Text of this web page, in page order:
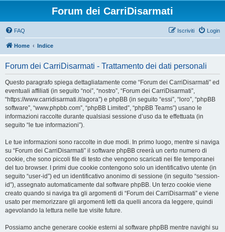
Forum dei CarriDisarmati
FAQ Login
Iscriviti
Home Indice
Forum dei CarriDisarmati - Trattamento dei dati personali
Questo paragrafo spiega dettagliatamente come “Forum dei CarriDisarmati” ed
eventuali affiliati (in seguito “noi”, “nostro”, “Forum dei CarriDisarmati”,
“https://www.carridisarmati.it/agora”) e phpBB (in seguito “essi”, “loro”, “phpBB
software”, “www.phpbb.com”, “phpBB Limited”, “phpBB Teams”) usano le
informazioni raccolte durante qualsiasi sessione d’uso da te effettuata (in
seguito “le tue informazioni”).
Le tue informazioni sono raccolte in due modi. In primo luogo, mentre si naviga
su “Forum dei CarriDisarmati” il software phpBB creerà un certo numero di
cookie, che sono piccoli file di testo che vengono scaricati nei file temporanei
del tuo browser. I primi due cookie contengono solo un identificativo utente (in
seguito “user-id”) ed un identificativo anonimo di sessione (in seguito “session-
id”), assegnato automaticamente dal software phpBB. Un terzo cookie viene
creato quando si naviga tra gli argomenti di “Forum dei CarriDisarmati” e viene
usato per memorizzare gli argomenti letti da quelli ancora da leggere, quindi
agevolando la lettura nelle tue visite future.
Possiamo anche generare cookie esterni al software phpBB mentre navighi su